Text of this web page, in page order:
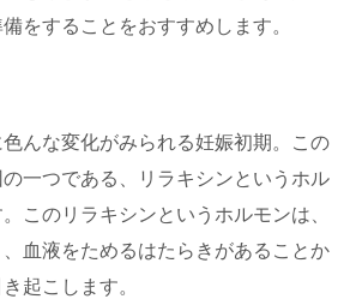
をすることをおすすめします。
んな変化がみられる妊娠初期。この
一つである、リラキシンというホル
このリラキシンというホルモンは、
血液をためるはたらきがあることか
起こします。